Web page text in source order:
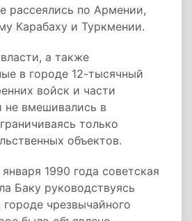
рассеялись по Армении,
Карабаху и Туркмении.
а также
в городе 12-тысячный
войск и части
не вмешивались в
только
объектов.
1990 года советская
Баку руководствуясь
чрезвычайного